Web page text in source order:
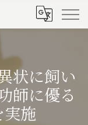
状に飼い
師に優る
施